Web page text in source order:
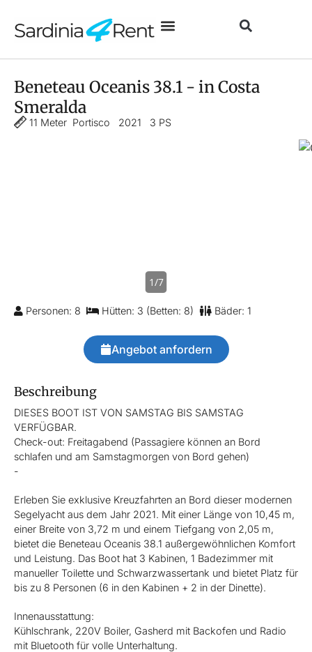
Beneteau Oceanis 38.1 - in Costa
Smeralda
11 Meter Portisco 2021 3 PS
1/7
Personen: 8 Hütten: 3 (Betten: 8) Bäder: 1
Angebot anfordern
Beschreibung
DIESES BOOT IST VON SAMSTAG BIS SAMSTAG
VERFÜGBAR.
Check-out: Freitagabend (Passagiere können an Bord
schlafen und am Samstagmorgen von Bord gehen)
-
Erleben Sie exklusive Kreuzfahrten an Bord dieser modernen
Segelyacht aus dem Jahr 2021. Mit einer Länge von 10,45 m,
einer Breite von 3,72 m und einem Tiefgang von 2,05 m,
bietet die Beneteau Oceanis 38.1 außergewöhnlichen Komfort
und Leistung. Das Boot hat 3 Kabinen, 1 Badezimmer mit
manueller Toilette und Schwarzwassertank und bietet Platz für
bis zu 8 Personen (6 in den Kabinen + 2 in der Dinette).
Innenausstattung:
Kühlschrank, 220V Boiler, Gasherd mit Backofen und Radio
mit Bluetooth für volle Unterhaltung.